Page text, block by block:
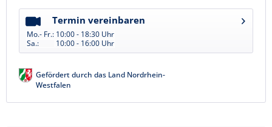
Termin vereinbaren
Mo.- Fr.: 10:00 - 18:30 Uhr
Sa.:
10:00 - 16:00 Uhr
Gefördert durch das Land Nordrhein-
Westfalen